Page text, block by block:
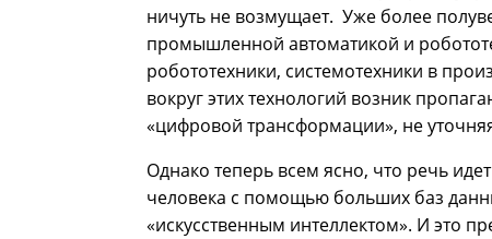
ничуть не возмущает. Уже более
промышленной автоматикой и
робототехники, системотехники в
вокруг этих технологий возник
«цифровой трансформации», не
Однако теперь всем ясно, что речь
человека с помощью больших баз
«искусственным интеллектом». И это